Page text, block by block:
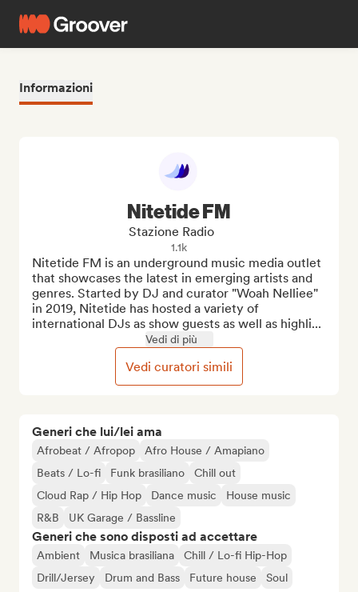
Informazioni
Generi che lui/lei ama
Afrobeat / Afropop
Afro House / Amapiano
Beats / Lo-fi
Funk brasiliano
Chill out
Cloud Rap / Hip Hop
Dance music
House music
R&B
UK Garage / Bassline
Generi che sono disposti ad accettare
Ambient Musica brasiliana
Chill / Lo-fi Hip-Hop
Drill/Jersey
Drum and Bass Future house Soul
Nitetide FM
Stazione Radio
1.1k
Nitetide FM is an underground music media outlet
that showcases the latest in emerging artists and
genres. Started by DJ and curator "Woah Nelliee"
in 2019, Nitetide has hosted a variety of
international DJs as show guests as well as highli...
Vedi di più
Vedi curatori simili